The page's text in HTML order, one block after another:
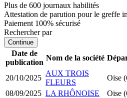
Plus de 600 journaux habilités
Attestation de parution pour le greffe
Paiement 100% sécurisé
Rechercher par
Continue
Date de
publication
Nom de la société
20/10/2025
AUX TROIS
FLEURS
Oise
08/09/2025 LA RHÔNOISE Oise